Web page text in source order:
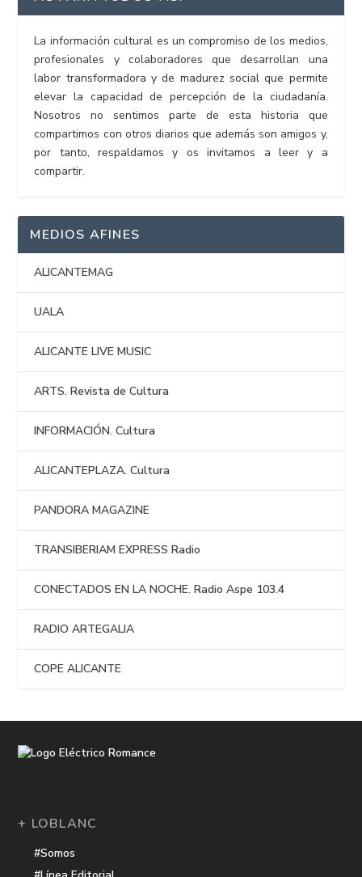
La información cultural es un compromiso de los medios,
profesionales y colaboradores que desarrollan una
labor transformadora y de madurez social que permite
elevar la capacidad de percepción de la ciudadanía.
Nosotros no sentimos parte de esta historia que
compartimos con otros diarios que además son amigos y,
por tanto, respaldamos y os invitamos a leer y a
compartir.
MEDIOS AFINES
ALICANTEMAG
UALA
ALICANTE LIVE MUSIC
ARTS. Revista de Cultura
INFORMACIÓN. Cultura
ALICANTEPLAZA. Cultura
PANDORA MAGAZINE
TRANSIBERIAM EXPRESS Radio
CONECTADOS EN LA NOCHE. Radio Aspe 103.4
RADIO ARTEGALIA
COPE ALICANTE
+ LOBLANC
#Somos